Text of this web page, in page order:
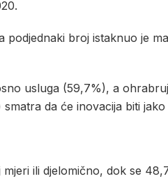
broj istaknuo je
usluga (59,7%), a
da će inovacija biti
ili djelomično, dok se